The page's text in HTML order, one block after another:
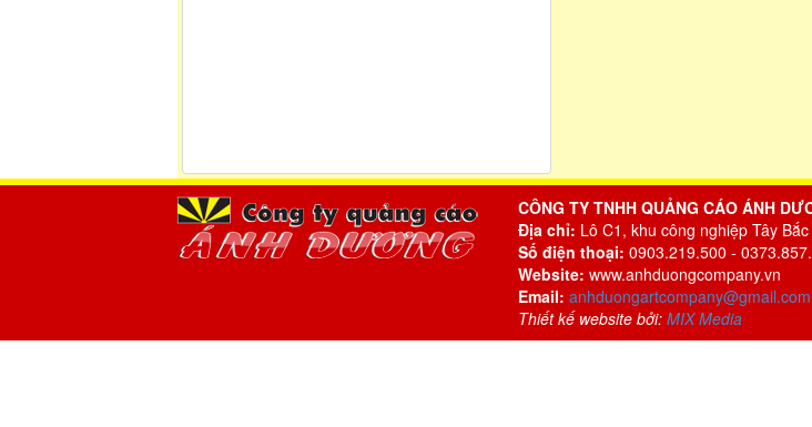
CÔNG TY TNHH QUẢNG CÁO ÁNH
Địa chỉ: Lô C1, khu công nghiệp Tây
Số điện thoại: 0903.219.500 -
Website: www.anhduongcompany.vn
Email: anhduongartcompany@gmail.com
Thiết kế website bởi:MIX Media